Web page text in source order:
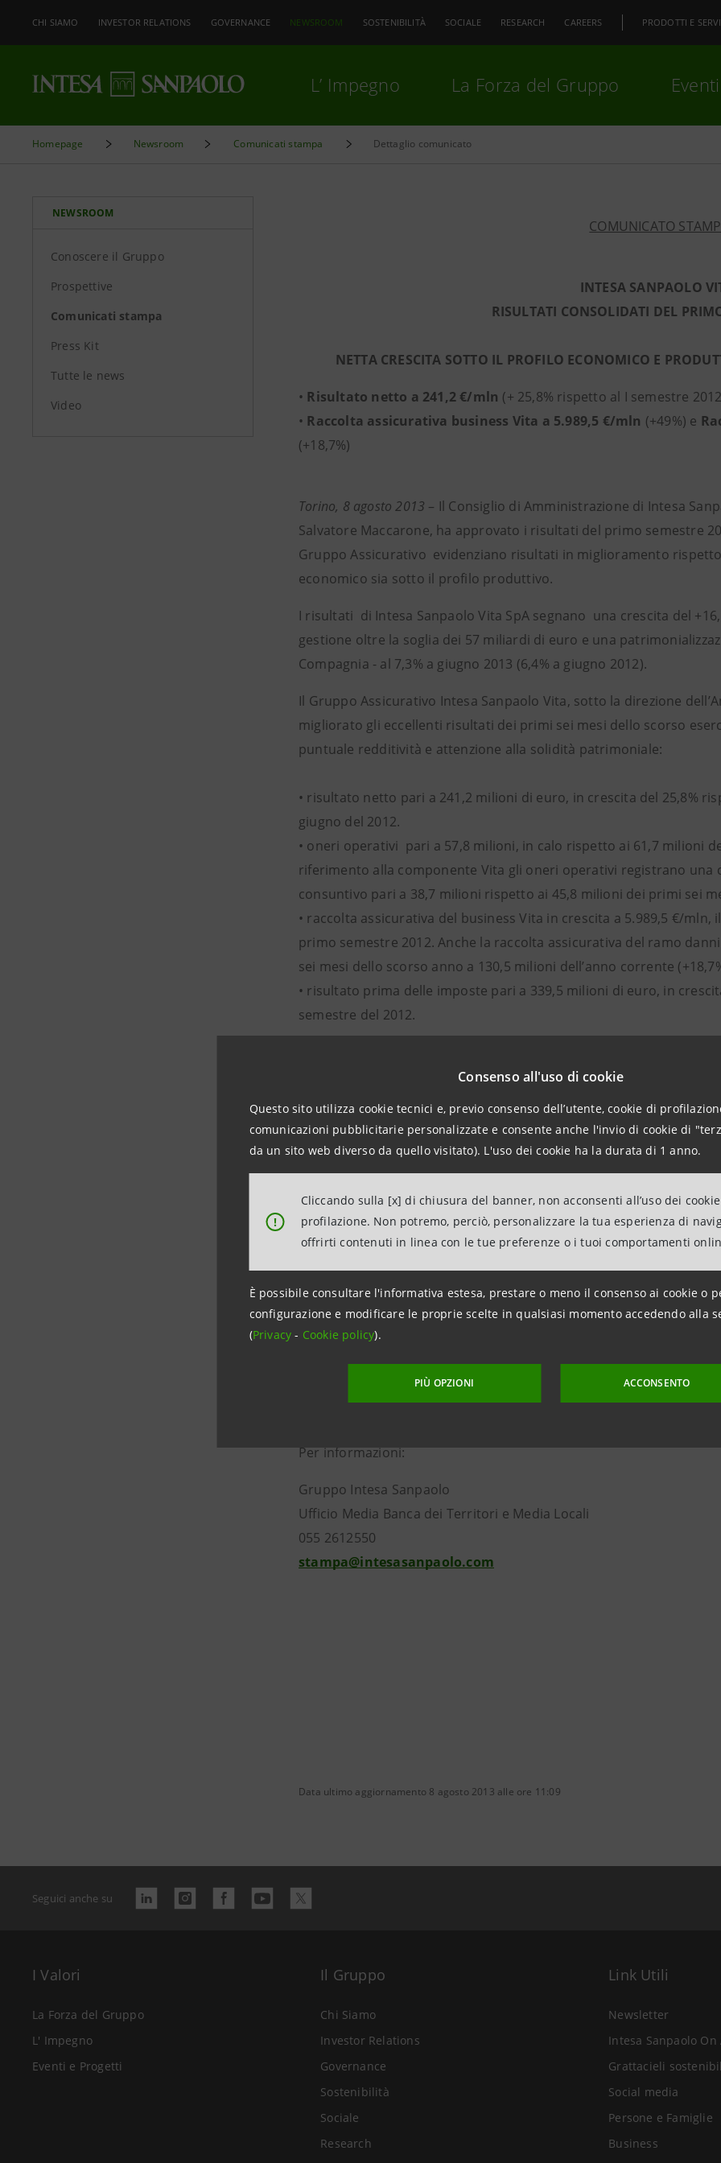
Consenso all'uso di cookie
Questo sito utilizza cookie tecnici e, previo consenso dell’utente, cookie di
comunicazioni pubblicitarie personalizzate e consente anche l'invio di cookie di
da un sito web diverso da quello visitato). L'uso dei cookie ha la durata di 1 anno.
!
Cliccando sulla [x] di chiusura del banner, non acconsenti all’uso dei
profilazione. Non potremo, perciò, personalizzare la tua esperienza di
offrirti contenuti in linea con le tue preferenze o i tuoi comportamenti
È possibile consultare l'informativa estesa, prestare o meno il consenso ai cookie o
configurazione e modificare le proprie scelte in qualsiasi momento accedendo alla
(Privacy- Cookie policy).
PIÙ OPZIONI ACCONSENTO
CHI SIAMO INVESTOR RELATIONS GOVERNANCE NEWSROOM SOSTENIBILITÀ SOCIALE RESEARCH CAREERS PRODOTTI E
L’ Impegno La Forza del Gruppo
Homepage Newsroom Comunicati stampa Dettaglio comunicato
NEWSROOM
Conoscere il Gruppo
Prospettive
Comunicati stampa
Press Kit
Tutte le news
Video
COMUNICATO
INTESA SANPAOLO
RISULTATI CONSOLIDATI DEL
NETTA CRESCITA SOTTO IL PROFILO ECONOMICO E
• Risultato netto a 241,2 €/mln (+ 25,8% rispetto al I semestre
• Raccolta assicurativa business Vita a 5.989,5 €/mln (+49%) e
(+18,7%)
Torino, 8 agosto 2013 – Il Consiglio di Amministrazione di Intesa
Salvatore Maccarone, ha approvato i risultati del primo semestre
Gruppo Assicurativo evidenziano risultati in miglioramento
economico sia sotto il profilo produttivo.
I risultati di Intesa Sanpaolo Vita SpA segnano una crescita del
gestione oltre la soglia dei 57 miliardi di euro e una
Compagnia - al 7,3% a giugno 2013 (6,4% a giugno 2012).
Il Gruppo Assicurativo Intesa Sanpaolo Vita, sotto la direzione
migliorato gli eccellenti risultati dei primi sei mesi dello scorso
puntuale redditività e attenzione alla solidità patrimoniale:
• risultato netto pari a 241,2 milioni di euro, in crescita del 25,8%
giugno del 2012.
• oneri operativi pari a 57,8 milioni, in calo rispetto ai 61,7 milioni
riferimento alla componente Vita gli oneri operativi registrano una
consuntivo pari a 38,7 milioni rispetto ai 45,8 milioni dei primi sei
• raccolta assicurativa del business Vita in crescita a 5.989,5 €/
primo semestre 2012. Anche la raccolta assicurativa del ramo
sei mesi dello scorso anno a 130,5 milioni dell’anno corrente
• risultato prima delle imposte pari a 339,5 milioni di euro, in
semestre del 2012.
Il Presidente Salvatore Maccarone ha evidenziato l’impegno della
bilancio del primo semestre non nascono per caso, la redditività è
migliorata. Siamo una realtà protagonista del mercato italiano e la
bancassicurazione, in un mercato in forte cambiamento, è stata
stabilità e all’affidabilità, i servizi e i prodotti che proponiamo
questo viene percepito”.
È convincente il bilancio dei primi sei mesi dell’anno secondo
riusciti a soddisfare i nostri clienti e il loro riconoscimento ci
semplici e mirati che vengono presi in grande considerazione dal
orgoglio, stiamo davvero riuscendo a prenderci cura delle famiglie
mantenere bassi i costi e i rischi e al tempo stesso di conseguire
Per informazioni:
Gruppo Intesa Sanpaolo
Ufficio Media Banca dei Territori e Media Locali
055 2612550
stampa@intesasanpaolo.com
Data ultimo aggiornamento 8 agosto 2013 alle ore 11:09
Seguici anche su
I Valori
La Forza del Gruppo
L' Impegno
Eventi e Progetti
Il Gruppo
Chi Siamo
Investor Relations
Governance
Sostenibilità
Sociale
Research
Link Utili
Newsletter
Intesa Sanpaolo On
Grattacieli
Social media
Persone e Famiglie
Business